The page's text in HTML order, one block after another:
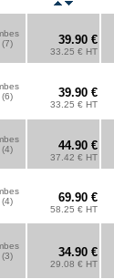
(7) 39.90 €
33.25 € HT
(6) 39.90 €
33.25 € HT
(4) 44.90 €
37.42 € HT
(4) 69.90 €
58.25 € HT
(3) 34.90 €
29.08 € HT